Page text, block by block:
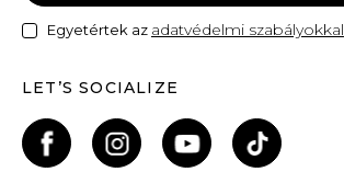
Egyetértek az adatvédelmi szabályokkal
LET’S SOCIALIZE